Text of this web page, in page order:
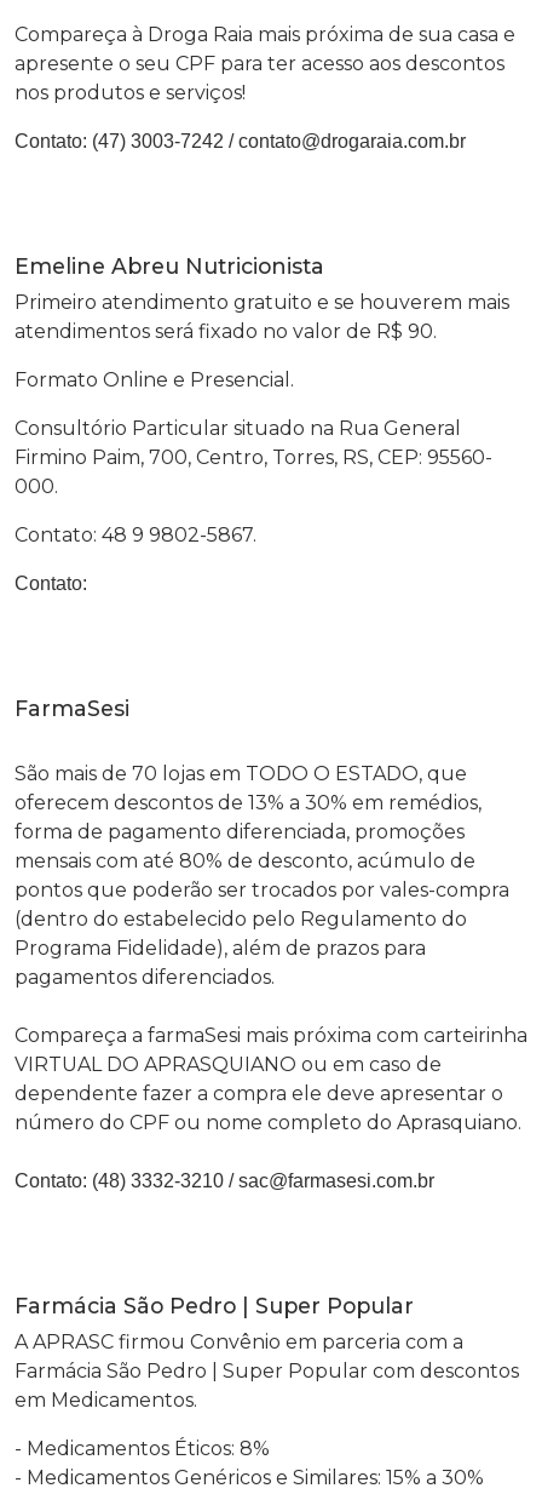
Compareça à Droga Raia mais próxima de sua casa e
apresente o seu CPF para ter acesso aos descontos
nos produtos e serviços!
Contato: (47) 3003-7242 / contato@drogaraia.com.br
Emeline Abreu Nutricionista
Primeiro atendimento gratuito e se houverem mais
atendimentos será fixado no valor de R$ 90.
Formato Online e Presencial.
Consultório Particular situado na Rua General
Firmino Paim, 700, Centro, Torres, RS, CEP: 95560-
000.
Contato: 48 9 9802-5867.
Contato:
FarmaSesi
São mais de 70 lojas em TODO O ESTADO, que
oferecem descontos de 13% a 30% em remédios,
forma de pagamento diferenciada, promoções
mensais com até 80% de desconto, acúmulo de
pontos que poderão ser trocados por vales-compra
(dentro do estabelecido pelo Regulamento do
Programa Fidelidade), além de prazos para
pagamentos diferenciados.
Compareça a farmaSesi mais próxima com carteirinha
VIRTUAL DO APRASQUIANO ou em caso de
dependente fazer a compra ele deve apresentar o
número do CPF ou nome completo do Aprasquiano.
Contato: (48) 3332-3210 / sac@farmasesi.com.br
Farmácia São Pedro | Super Popular
A APRASC firmou Convênio em parceria com a
Farmácia São Pedro | Super Popular com descontos
em Medicamentos.
- Medicamentos Éticos: 8%
- Medicamentos Genéricos e Similares: 15% a 30%